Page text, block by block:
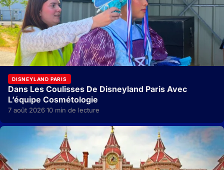
DISNEYLAND PARIS
Dans Les Coulisses De Disneyland Paris Avec
L’équipe Cosmétologie
7 août 2026·10 min de lecture